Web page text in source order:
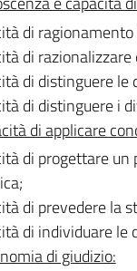
di
di
di distinguere
di distinguere i
di applicare
di progettare
di prevedere la
di individuare
di giudizio: